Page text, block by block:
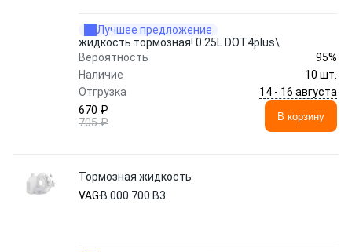
Лучшее предложение
жидкость тормозная! 0.25L DOT4plus\
Вероятность
95%
Наличие
10 шт.
Отгрузка
14 - 16 августа
670 ₽
705 ₽
В корзину
Тормозная жидкость
VAG B 000 700 B3